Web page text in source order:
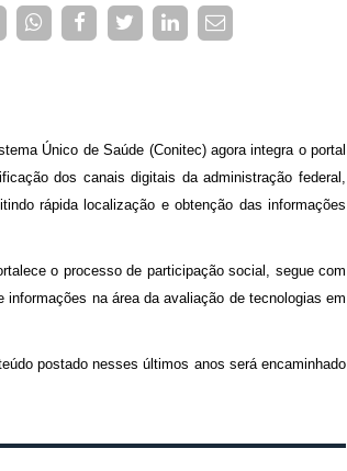
Único de Saúde (Conitec) agora integra o portal
dos canais digitais da administração federal,
rápida localização e obtenção das informações
o processo de participação social, segue com
na área da avaliação de tecnologias em
postado nesses últimos anos será encaminhado